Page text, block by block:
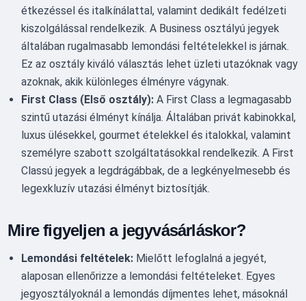
étkezéssel és italkínálattal, valamint dedikált fedélzeti
kiszolgálással rendelkezik. A Business osztályú jegyek
általában rugalmasabb lemondási feltételekkel is járnak.
Ez az osztály kiváló választás lehet üzleti utazóknak vagy
azoknak, akik különleges élményre vágynak.
First Class (Első osztály): A First Class a legmagasabb
szintű utazási élményt kínálja. Általában privát kabinokkal,
luxus ülésekkel, gourmet ételekkel és italokkal, valamint
személyre szabott szolgáltatásokkal rendelkezik. A First
Classú jegyek a legdrágábbak, de a legkényelmesebb és
legexkluzív utazási élményt biztosítják.
Mire figyeljen a jegyvásárláskor?
Lemondási feltételek: Mielőtt lefoglalná a jegyét,
alaposan ellenőrizze a lemondási feltételeket. Egyes
jegyosztályoknál a lemondás díjmentes lehet, másoknál